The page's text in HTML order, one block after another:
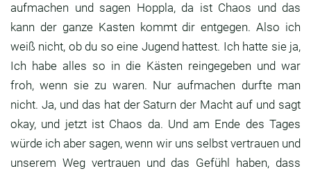
aufmachen und sagen Hoppla, da ist Chaos und das
kann der ganze Kasten kommt dir entgegen. Also ich
weiß nicht, ob du so eine Jugend hattest. Ich hatte sie ja,
Ich habe alles so in die Kästen reingegeben und war
froh, wenn sie zu waren. Nur aufmachen durfte man
nicht. Ja, und das hat der Saturn der Macht auf und sagt
okay, und jetzt ist Chaos da. Und am Ende des Tages
würde ich aber sagen, wenn wir uns selbst vertrauen und
unserem Weg vertrauen und das Gefühl haben, dass